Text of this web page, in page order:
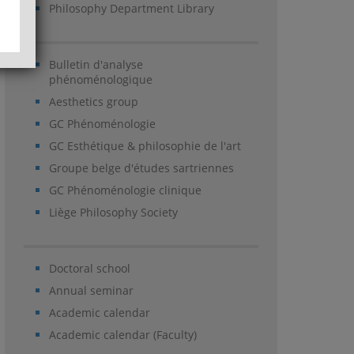
Philosophy Department Library
Bulletin d'analyse
phénoménologique
Aesthetics group
GC Phénoménologie
GC Esthétique & philosophie de l'art
Groupe belge d'études sartriennes
GC Phénoménologie clinique
Liège Philosophy Society
Doctoral school
Annual seminar
Academic calendar
Academic calendar (Faculty)